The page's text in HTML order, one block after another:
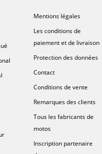
Mentions légales
Les conditions de
paiement et de livraison
Protection des données
Contact
Conditions de vente
Remarques des clients
Tous les fabricants de
motos
Inscription partenaire